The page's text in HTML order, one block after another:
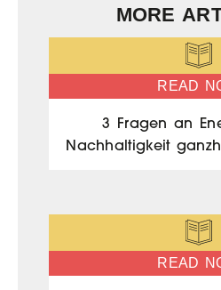
MORE
READ
3 Fragen an
Nachhaltigkeit
READ